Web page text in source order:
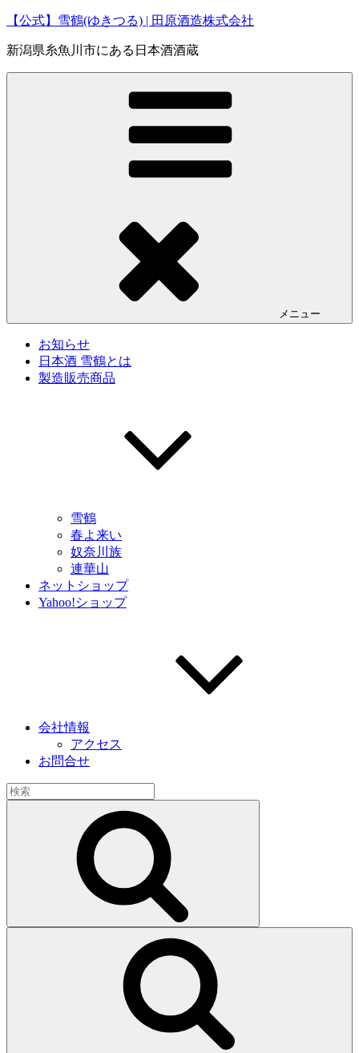
コ
テ
ン
【公式】雪鶴(ゆきつる) | 田原酒造株式会社
新潟県糸魚川市にある日本酒酒蔵
メニュー
お知らせ
日本酒 雪鶴とは
製造販売商品
雪鶴
春よ来い
奴奈川族
連華山
ネットショップ
Yahoo!ショップ
会社情報
アクセス
お問合せ
検
索: